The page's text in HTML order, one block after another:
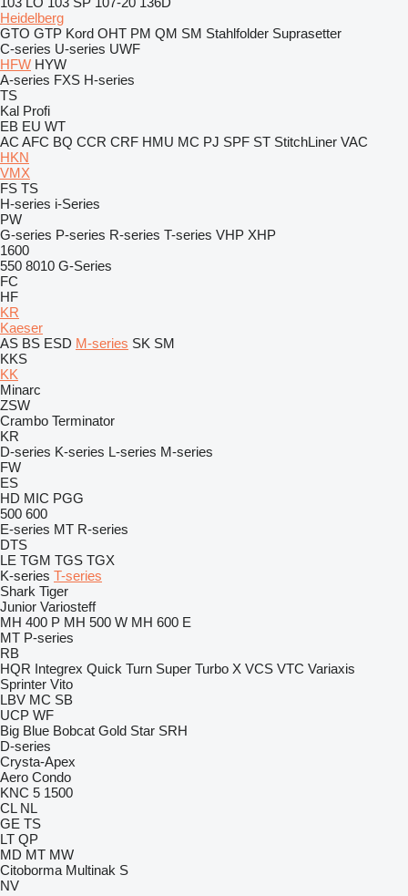
Heidelberg
GTO GTP Kord OHT PM QM SM Stahlfolder Suprasetter
C-series U-series UWF
HFW HYW
A-series FXS H-series
TS
Kal Profi
EB EU WT
AC AFC BQ CCR CRF HMU MC PJ SPF ST StitchLiner VAC
HKN
VMX
FS TS
H-series i-Series
PW
G-series P-series R-series T-series VHP XHP
1600
550 8010 G-Series
FC
HF
KR
Kaeser
AS BS ESD M-series SK SM
KKS
KK
Minarc
ZSW
Crambo Terminator
KR
D-series K-series L-series M-series
FW
ES
HD MIC PGG
500 600
E-series MT R-series
DTS
LE TGM TGS TGX
K-series T-series
Shark Tiger
Junior Variosteff
MH 400 P MH 500 W MH 600 E
MT P-series
RB
HQR Integrex Quick Turn Super Turbo X VCS VTC Variaxis
Sprinter Vito
LBV MC SB
UCP WF
Big Blue Bobcat Gold Star SRH
D-series
Crysta-Apex
Aero Condo
KNC 5 1500
CL NL
GE TS
LT QP
MD MT MW
Citoborma Multinak S
NV